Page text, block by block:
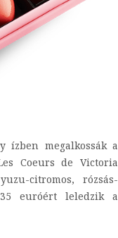
ízben megalkossák a
Coeurs de Victoria
citromos, rózsás-
euróért leledzik a